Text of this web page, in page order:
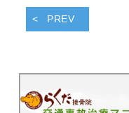
PREV